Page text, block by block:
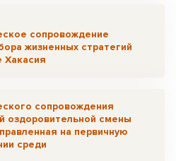
сопровождение
жизненных стратегий
Хакасия
сопровождения
оздоровительной смены
на первичную
среди